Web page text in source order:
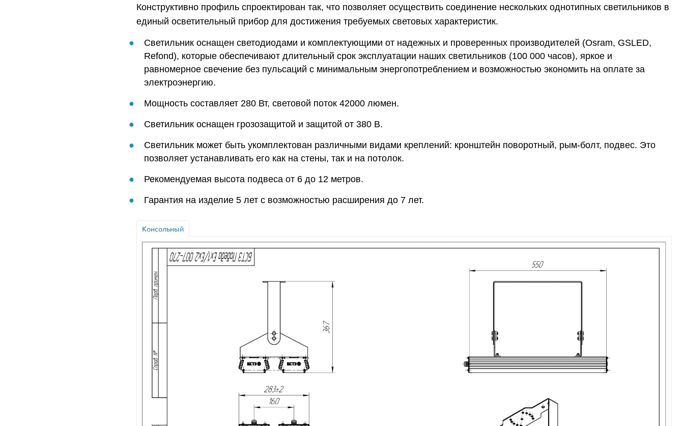
Конструктивно профиль спроектирован так, что позволяет осуществить соединение нескольких однотипных светильников в
единый осветительный прибор для достижения требуемых световых характеристик.
Светильник оснащен светодиодами и комплектующими от надежных и проверенных производителей (Osram, GSLED,
Refond), которые обеспечивают длительный срок эксплуатации наших светильников (100 000 часов), яркое и
равномерное свечение без пульсаций с минимальным энергопотреблением и возможностью экономить на оплате за
электроэнергию.
Мощность составляет 280 Вт, световой поток 42000 люмен.
Светильник оснащен грозозащитой и защитой от 380 В.
Светильник может быть укомплектован различными видами креплений: кронштейн поворотный, рым-болт, подвес. Это
позволяет устанавливать его как на стены, так и на потолок.
Рекомендуемая высота подвеса от 6 до 12 метров.
Гарантия на изделие 5 лет с возможностью расширения до 7 лет.
Консольный